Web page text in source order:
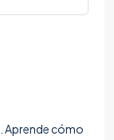
Aprende cómo